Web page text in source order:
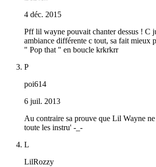
4 déc. 2015
Pff lil wayne pouvait chanter dessus ! C
ambiance différente c tout, sa fait mieux
" Pop that " en boucle krkrkrr
P
poi614
6 juil. 2013
Au contraire sa prouve que Lil Wayne ne
toute les instru' -_-
L
LilRozzy